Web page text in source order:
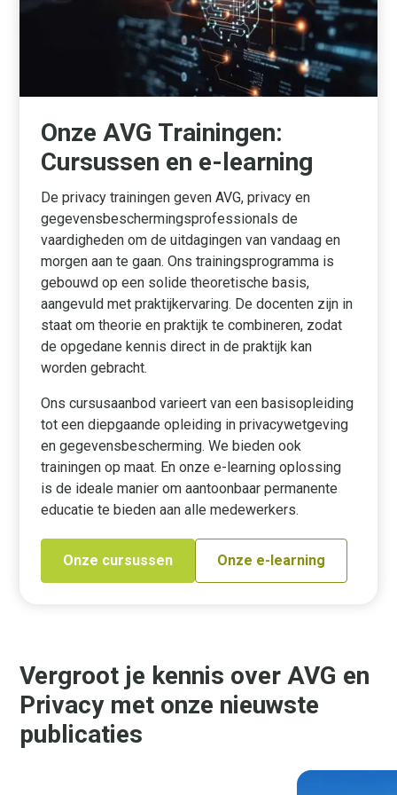
Onze AVG Trainingen:
Cursussen en e-learning
De privacy trainingen geven AVG, privacy en
gegevensbeschermingsprofessionals de
vaardigheden om de uitdagingen van vandaag en
morgen aan te gaan. Ons trainingsprogramma is
gebouwd op een solide theoretische basis,
aangevuld met praktijkervaring. De docenten zijn in
staat om theorie en praktijk te combineren, zodat
de opgedane kennis direct in de praktijk kan
worden gebracht.
Ons cursusaanbod varieert van een basisopleiding
tot een diepgaande opleiding in privacywetgeving
en gegevensbescherming. We bieden ook
trainingen op maat. En onze e-learning oplossing
is de ideale manier om aantoonbaar permanente
educatie te bieden aan alle medewerkers.
Onze cursussen Onze e-learning
Vergroot je kennis over AVG en
Privacy met onze nieuwste
publicaties